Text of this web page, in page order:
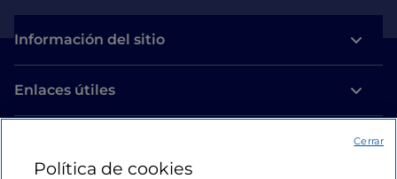
Información del sitio
Enlaces útiles
Política de cookies
Cerrar